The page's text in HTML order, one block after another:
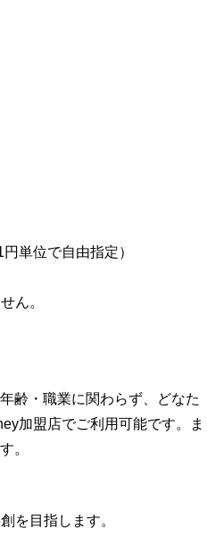
単位で自由指定）
ん。
齢・職業に関わらず、どなた
加盟店でご利用可能です。ま
。
を目指します。